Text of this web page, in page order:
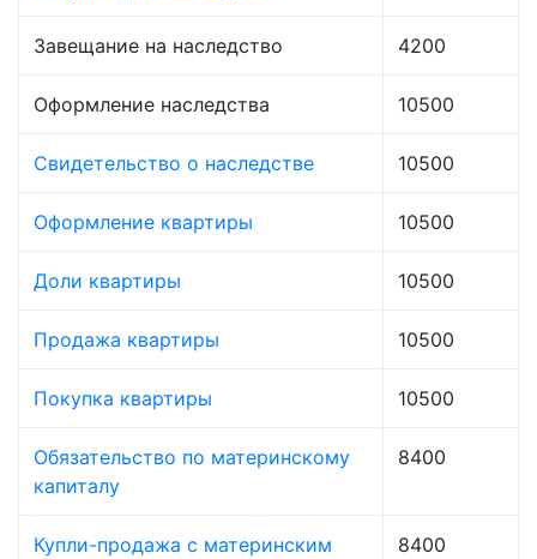
Завещание на наследство 4200
Оформление наследства 10500
Свидетельство о наследстве 10500
Оформление квартиры 10500
Доли квартиры 10500
Продажа квартиры 10500
Покупка квартиры 10500
Обязательство по материнскому
капиталу
8400
Купли-продажа с материнским
8400